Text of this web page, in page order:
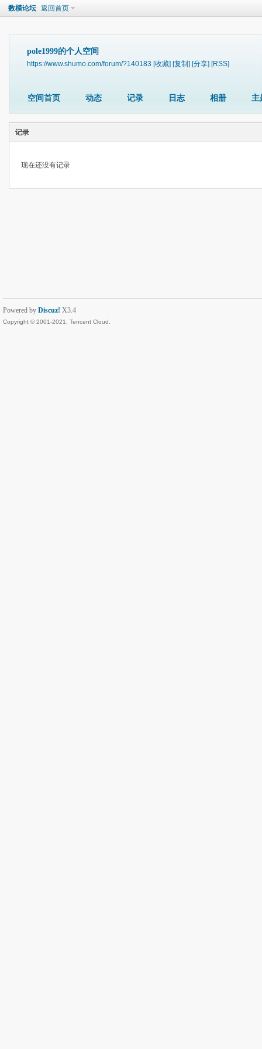
数模论坛 返回首页
pole1999的个人空间
https://www.shumo.com/forum/?140183 [收藏] [复制] [分享] [RSS]
空间首页 动态 记录 日志 相册 主
记录
现在还没有记录
Powered by Discuz! X3.4
Copyright © 2001-2021, Tencent Cloud.